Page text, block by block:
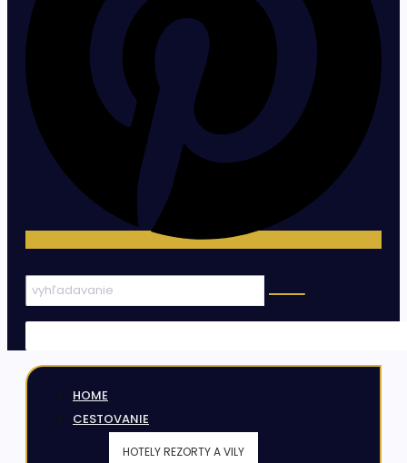
HOME
CESTOVANIE
HOTELY REZORTY A VILY